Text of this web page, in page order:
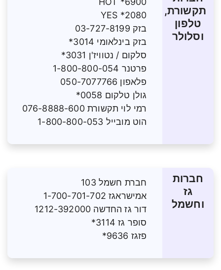
תקשורת,
טלפון
וסלולר
YES *2080
בזק 03-727-8199
בזק בינלאומי 3014*
סלקום / נטוויז'ן 3031*
פרטנר 1-800-800-054
פלאפון 050-7077766
גולן טלקום 0058*
רמי לוי תקשורת 076-8888-600
הוט מובייל 1-800-800-053
חברות
גז
וחשמל
חברת חשמל 103
אמישראגז 1-700-701-702
דור גז החדשה 1212-392000
סופר גז 3114*
פזגז 9636*